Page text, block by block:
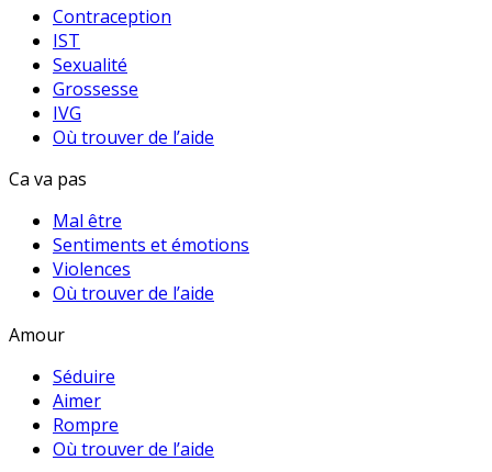
Contraception
IST
Sexualité
Grossesse
IVG
Où trouver de l’aide
Ca va pas
Mal être
Sentiments et émotions
Violences
Où trouver de l’aide
Amour
Séduire
Aimer
Rompre
Où trouver de l’aide